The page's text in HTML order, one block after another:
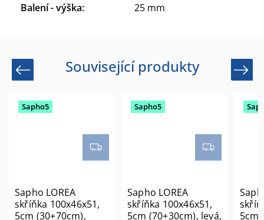
Balení - výška: 25 mm
Související produkty
Previous
Sapho5
Sapho LOREA
skříňka 100x46x51,
5cm (30+70cm),
Sapho5
Sapho LOREA
skříňka 100x46x51,
5cm (70+30cm), levá,
5cm
Next